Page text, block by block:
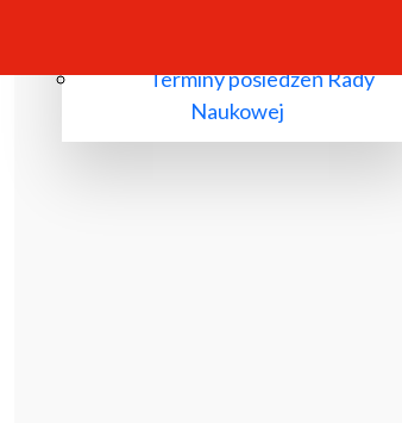
Terminy posiedzeń Rady
Naukowej